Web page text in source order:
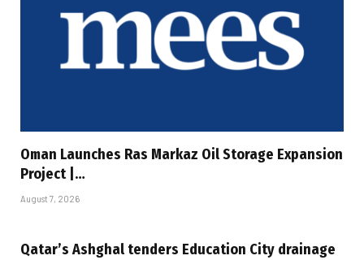
Oman Launches Ras Markaz Oil Storage Expansion
Project |…
August 7, 2026
Qatar’s Ashghal tenders Education City drainage